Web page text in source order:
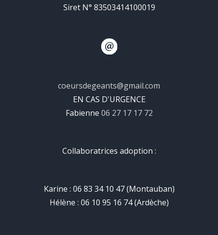
Siret N° 83503414100019
coeursdegeants@gmail.com
EN CAS D'URGENCE
Fabienne 06 27 17 17 72
Collaboratrices adoption :
Karine : 06 83 34 10 47 (Montauban)
Hélène : 06 10 95 16 74 (Ardèche)